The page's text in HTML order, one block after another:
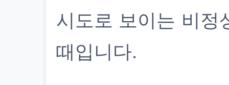
시도로 보이는 비정
때입니다.